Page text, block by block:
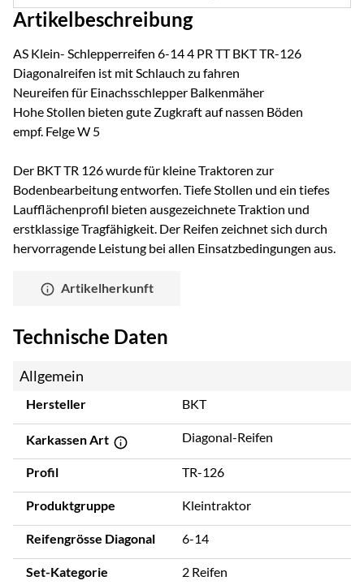
Artikelbeschreibung
AS Klein- Schlepperreifen 6-14 4 PR TT BKT TR-126
Diagonalreifen ist mit Schlauch zu fahren
Neureifen für Einachsschlepper Balkenmäher
Hohe Stollen bieten gute Zugkraft auf nassen Böden
empf. Felge W 5
Der BKT TR 126 wurde für kleine Traktoren zur
Bodenbearbeitung entworfen. Tiefe Stollen und ein tiefes
Laufflächenprofil bieten ausgezeichnete Traktion und
erstklassige Tragfähigkeit. Der Reifen zeichnet sich durch
hervorragende Leistung bei allen Einsatzbedingungen aus.
Artikelherkunft
Technische Daten
Allgemein
Hersteller BKT
Karkassen Art Diagonal-Reifen
Profil TR-126
Produktgruppe Kleintraktor
Reifengrösse Diagonal 6-14
Set-Kategorie 2 Reifen